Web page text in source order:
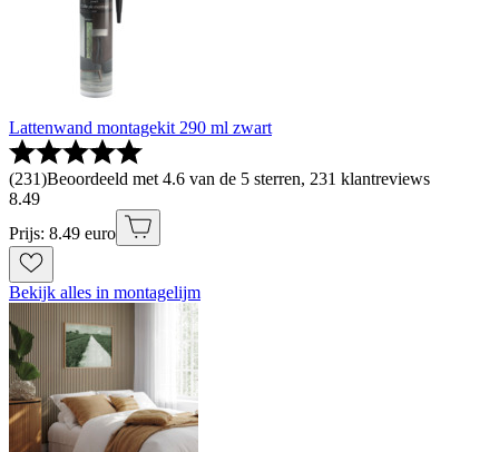
Lattenwand montagekit 290 ml zwart
(231)Beoordeeld met 4.6 van de 5 sterren, 231 klantreviews
8.49
Prijs: 8.49 euro
Bekijk alles in montagelijm